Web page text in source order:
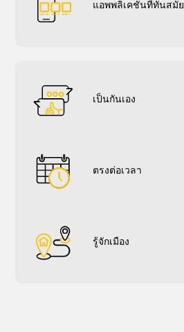
แอพพลิเคชั่นที่ทันสมัย
เป็นกันเอง
ตรงต่อเวลา
รู้จักเมือง